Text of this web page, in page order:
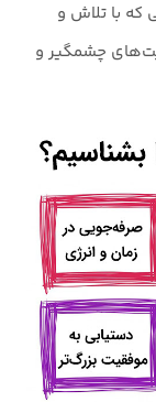
با تلاش و
چشمگیر و